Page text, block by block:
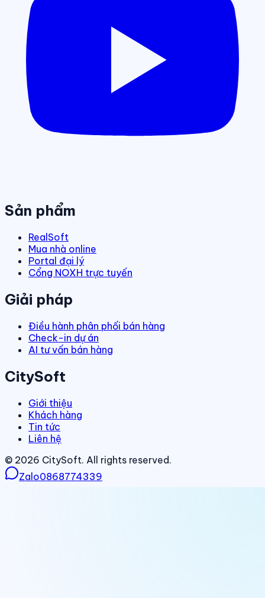
Sản phẩm
RealSoft
Mua nhà online
Portal đại lý
Cổng NOXH trực tuyến
Giải pháp
Điều hành phân phối bán hàng
Check-in dự án
AI tư vấn bán hàng
CitySoft
Giới thiệu
Khách hàng
Tin tức
Liên hệ
© 2026 CitySoft. All rights reserved.
Zalo0868774339